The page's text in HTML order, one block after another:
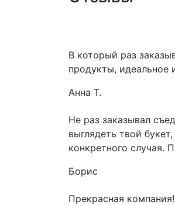
В который раз
продукты, идеальное
Анна Т.
Не раз заказывал
выглядеть твой
конкретного случая.
Борис
Прекрасная